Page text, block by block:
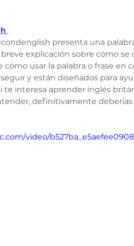
presenta una
explicación sobre cómo se
usar la palabra o frase en
y están diseñados para
te interesa aprender inglés
definitivamente
video/